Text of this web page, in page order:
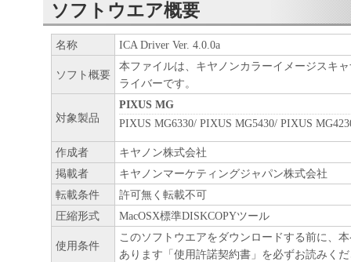
ソフトウエア概要
名称 ICA Driver Ver. 4.0.0a
ソフト概要
本ファイルは、キヤノンカラーイメージスキ
ライバーです。
対象製品
PIXUS MG
PIXUS MG6330/ PIXUS MG5430/ PIXUS
作成者
キヤノン株式会社
掲載者
キヤノンマーケティングジャパン株式会社
転載条件
許可無く転載不可
圧縮形式
MacOSX標準DISKCOPYツール
使用条件
このソフトウエアをダウンロードする前に、
あります「使用許諾契約書」を必ずお読みく